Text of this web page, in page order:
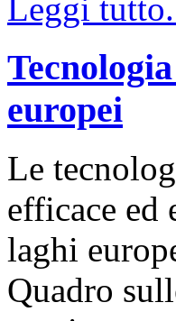
Leggi
europei
Le
efficace ed
laghi
Quadro